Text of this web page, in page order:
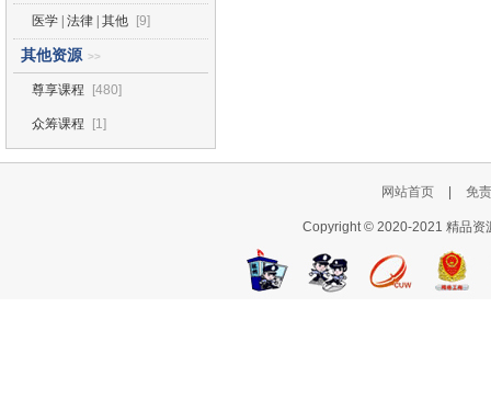
医学 | 法律 | 其他 [9]
其他资源 >>
尊享课程 [480]
众筹课程 [1]
网站首页 免
Copyright © 2020-2021 精品资